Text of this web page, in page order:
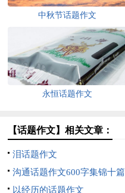
中秋节话题作文
永恒话题作文
【话题作文】相关文章：
泪话题作文
沟通话题作文600字集锦十篇
以经历的话题作文